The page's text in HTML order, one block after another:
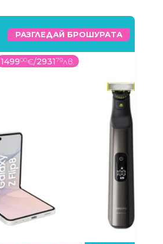
РАЗГЛЕДАЙ БРОШУРАТА
149900€/293179лв.